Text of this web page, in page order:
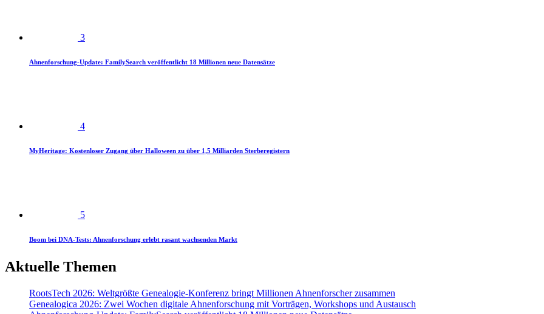
3
Ahnenforschung-Update: FamilySearch veröffentlicht 18 Millionen neue Datensätze
4
MyHeritage: Kostenloser Zugang über Halloween zu über 1,5 Milliarden Sterberegistern
5
Boom bei DNA-Tests: Ahnenforschung erlebt rasant wachsenden Markt
Aktuelle Themen
RootsTech 2026: Weltgrößte Genealogie-Konferenz bringt Millionen Ahnenforscher zusammen
Genealogica 2026: Zwei Wochen digitale Ahnenforschung mit Vorträgen, Workshops und Austausch